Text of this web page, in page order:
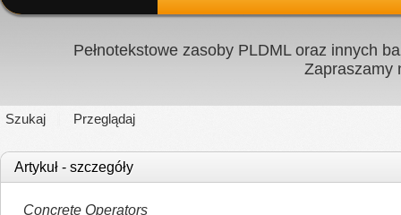
Pełnotekstowe zasoby PLDML oraz innych
Zapraszamy
Szukaj Przeglądaj
Artykuł - szczegóły
Concrete Operators